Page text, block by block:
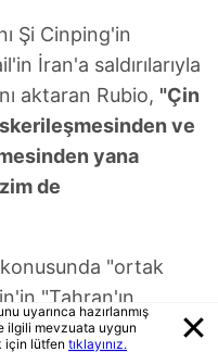
Şi Cinping'in
İran'a saldırılarıyla
aktaran Rubio, "Çin
ve
yana
de
"ortak
"Tahran'ın
karşıtlığını teyit
uyarınca hazırlanmış
ilgili mevzuata uygun
için lütfen tıklayınız.